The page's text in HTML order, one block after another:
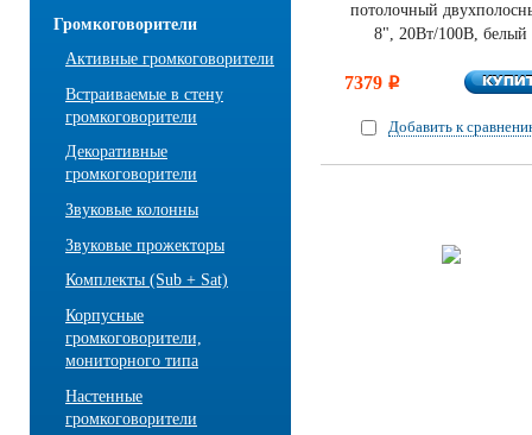
Громкоговорители
Активные громкоговорители
Встраиваемые в стену
громкоговорители
Декоративные
громкоговорители
Звуковые колонны
Звуковые прожекторы
Комплекты (Sub + Sat)
Корпусные
громкоговорители,
мониторного типа
Настенные
громкоговорители
потолочный
8", 20Вт/100В, белый
7379 i
Добавить к